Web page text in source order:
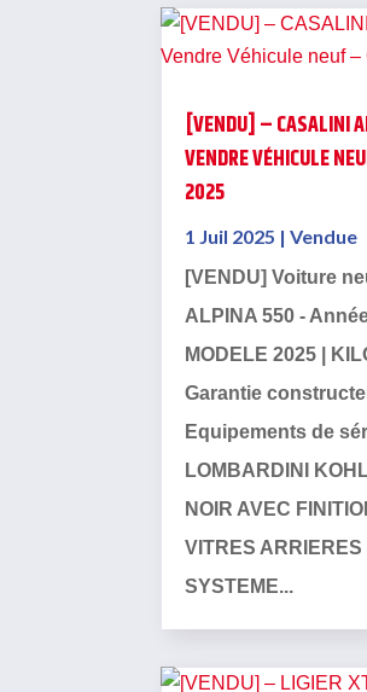
[VENDU] – CASALINI
VENDRE VÉHICULE
2025
1 Juil 2025 |Vendue
[VENDU] Voiture
ALPINA 550 -
MODELE 2025 |
Garantie
Equipements de
LOMBARDINI
NOIR AVEC
VITRES ARRIERES
SYSTEME...